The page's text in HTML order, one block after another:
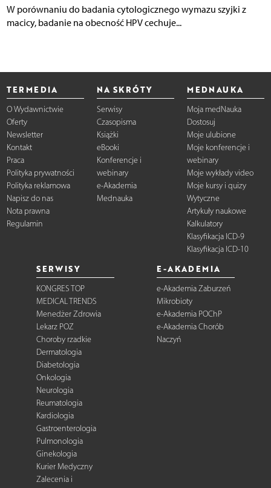
W porównaniu do badania cytologicznego wymazu szyjki z
macicy, badanie na obecność HPV cechuje...
TERMEDIA
O Wydawnictwie
Oferty
Newsletter
Kontakt
Praca
Polityka prywatności
Polityka reklamowa
Napisz do nas
Nota prawna
Regulamin
NA SKRÓTY
Serwisy
Czasopisma
Książki
eBooki
Konferencje i
webinary
e-Akademia
Mednauka
MEDNAUKA
Moja medNauka
Dostosuj
Moje ulubione
Moje konferencje i
webinary
Moje wykłady video
Moje kursy i quizy
Wytyczne
Artykuły naukowe
Kalkulatory
Klasyfikacja ICD-9
Klasyfikacja ICD-10
SERWISY
KONGRES TOP
MEDICAL TRENDS
Menedżer Zdrowia
Lekarz POZ
Choroby rzadkie
Dermatologia
Diabetologia
Onkologia
Neurologia
Reumatologia
Kardiologia
Gastroenterologia
Pulmonologia
Ginekologia
Kurier Medyczny
Zalecenia i
E-AKADEMIA
e-Akademia Zaburzeń
Mikrobioty
e-Akademia POChP
e-Akademia Chorób
Naczyń